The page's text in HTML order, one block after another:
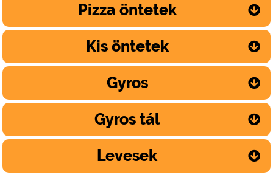
Pizza öntetek
Kis öntetek
Gyros
Gyros tál
Levesek